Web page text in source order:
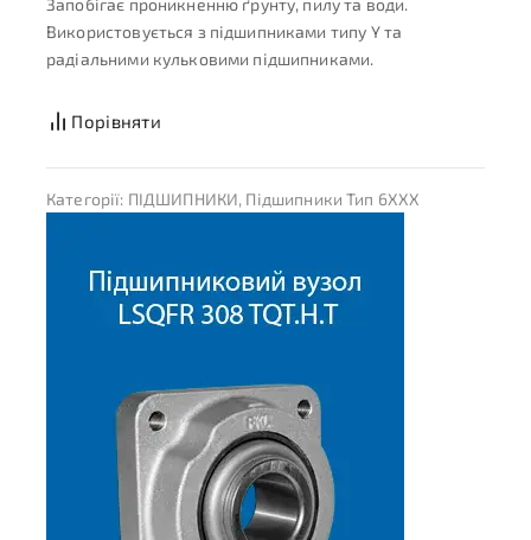
Запобігає проникненню ґрунту, пилу та води.
Використовується з підшипниками типу Y та
радіальними кульковими підшипниками.
Порівняти
Категорії: ПІДШИПНИКИ, Підшипники Тип 6XXX